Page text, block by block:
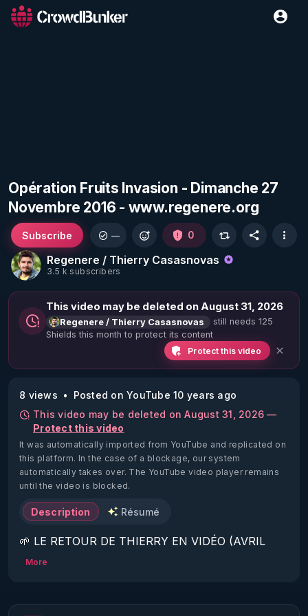
Opération Fruits Invasion - Dimanche 27
Novembre 2016 - www.regenere.org
Regenere / Thierry Casasnovas
3.5 k subscribers
Subscribe — 0
This video may be deleted on August 31, 2026
Regenere / Thierry Casasnovas
still needs 125
Shields this month to protect its content
Protect this video
8 views
Posted on YouTube 10 years ago
This video may be deleted on August 31, 2026 —
Protect this video
It was automatically imported from YouTube and replicated on
this platform. In the case of a blockage, our system
automatically takes over. The YouTube video player remains
until the video is blocked.
Description Résumé
🌱 LE RETOUR DE THIERRY EN VIDÉO (AVRIL
2022)!
https://www.rgnr.fr/presentation.html
More